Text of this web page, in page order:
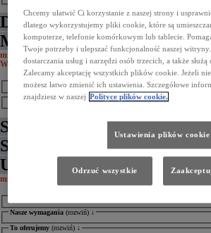
DORADCA SERWISU
MECHANICZNEGO
miejsce pracy: Toyota Chodzeń Piaseczno, ul. Puławska
Warszawa, ul. Czerniakowska 102
Nasze wymagania (rozwiń) ↓
To oferujemy(rozwiń) ↓
SPECJALISTA DS.
SAMOCHODÓW
UŻYTKOWYCH
miejsce pracy: Toyota Chodzeń Piaseczno, ul. Puławska 52
Nasze wymagania(rozwiń) ↓
To oferujemy(rozwiń) ↓
Chcemy ułatwić Ci korzystanie z naszej strony i
dlatego wykorzystujemy pliki cookie, które są
komputerze, telefonie komórkowym lub tablecie.
Twoje potrzeby i ulepszać funkcjonalność naszej
dostarczania usług i narzędzi osób trzecich, a także
Zalecamy akceptację wszystkich plików cookie. Jeżeli
możesz łatwo zmienić ich ustawienia. Szczegółowe
znajdziesz w naszej Polityce plików cookie.
Ustawienia plików cookie
Odrzuć wszystkie